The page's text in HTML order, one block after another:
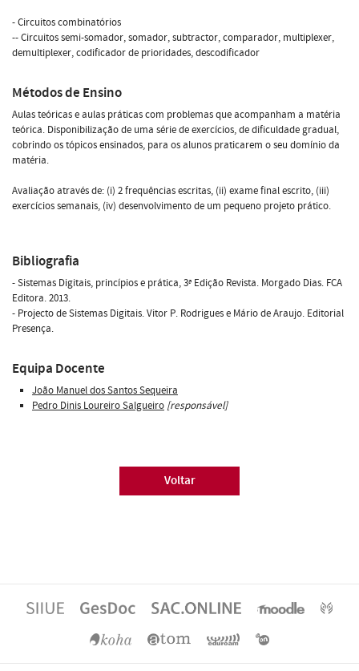
- Circuitos combinatórios
-- Circuitos semi-somador, somador, subtractor, comparador, multiplexer,
demultiplexer, codificador de prioridades, descodificador
Métodos de Ensino
Aulas teóricas e aulas práticas com problemas que acompanham a matéria
teórica. Disponibilização de uma série de exercícios, de dificuldade gradual,
cobrindo os tópicos ensinados, para os alunos praticarem o seu domínio da
matéria.
Avaliação através de: (i) 2 frequências escritas, (ii) exame final escrito, (iii)
exercícios semanais, (iv) desenvolvimento de um pequeno projeto prático.
Bibliografia
- Sistemas Digitais, princípios e prática, 3ª Edição Revista. Morgado Dias. FCA
Editora. 2013.
- Projecto de Sistemas Digitais. Vitor P. Rodrigues e Mário de Araujo. Editorial
Presença.
Equipa Docente
João Manuel dos Santos Sequeira
Pedro Dinis Loureiro Salgueiro [responsável]
Voltar